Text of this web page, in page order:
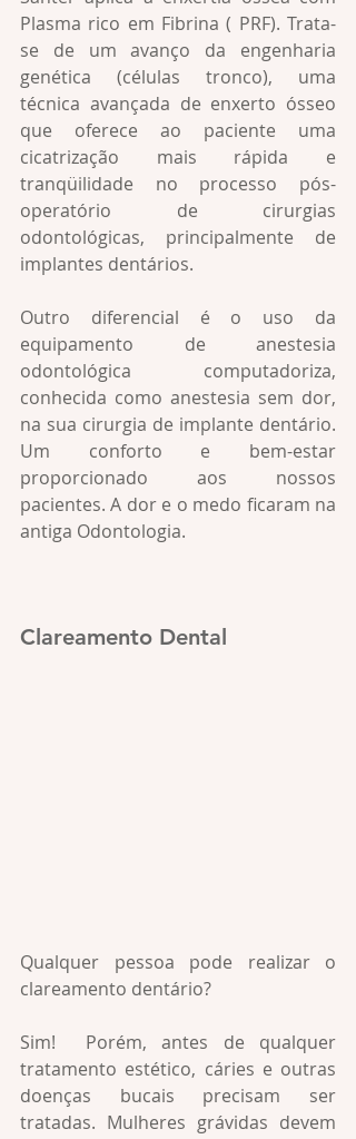
Plasma rico em Fibrina ( PRF). Trata-
se de um avanço da engenharia
genética (células tronco), uma
técnica avançada de enxerto ósseo
que oferece ao paciente uma
cicatrização mais rápida e
tranqüilidade no processo pós-
operatório de cirurgias
odontológicas, principalmente de
implantes dentários.​
Outro diferencial é o uso da
equipamento de anestesia
odontológica computadoriza,
conhecida como anestesia sem dor,
na sua cirurgia de implante dentário.
Um conforto e bem-estar
proporcionado aos nossos
pacientes. A dor e o medo ficaram na
antiga Odontologia.
Clareamento Dental
Qualquer pessoa pode realizar o
clareamento dentário?
Sim!  Porém, antes de qualquer
tratamento estético, cáries e outras
doenças bucais precisam ser
tratadas. Mulheres grávidas devem